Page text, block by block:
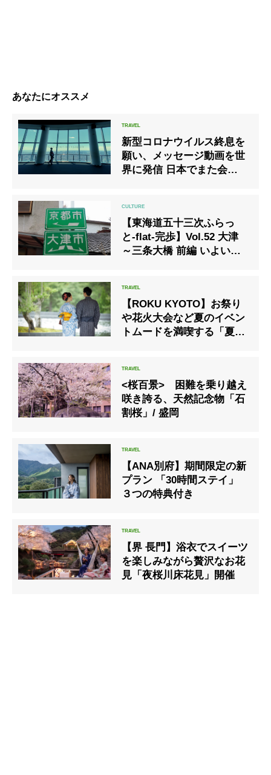
あなたにオススメ
新型コロナウイルス終息を
願い、メッセージ動画を世
界に発信 日本でまた会いま
【東海道五十三次ふらっ
と-flat-完歩】Vol.52 大津
～三条大橋 前編 いよいよ
【ROKU KYOTO】お祭り
や花火大会など夏のイベン
トムードを満喫する「夏祭
<桜百景> 困難を乗り越え
咲き誇る、天然記念物「石
割桜」/ 盛岡
【ANA別府】期間限定の新
プラン 「30時間ステイ」
３つの特典付き
【界 長門】浴衣でスイーツ
を楽しみながら贅沢なお花
見「夜桜川床花見」開催